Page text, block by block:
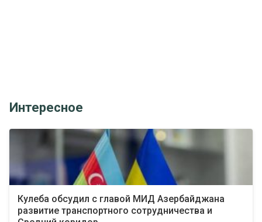
Интересное
Кулеба обсудил с главой МИД Азербайджана
развитие транспортного сотрудничества и